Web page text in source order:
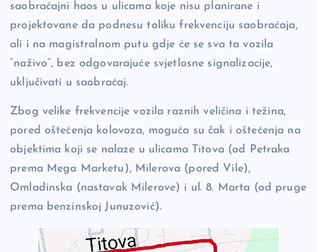
saobraćajni haos u ulicama koje nisu planirane i
projektovane da podnesu toliku frekvenciju saobraćaja,
ali i na magistralnom putu gdje će se sva ta vozila
“naživo”, bez odgovarajuće svjetlosne signalizacije,
uključivati u saobraćaj.
Zbog velike frekvencije vozila raznih veličina i težina,
pored oštećenja kolovoza, moguća su čak i oštećenja na
objektima koji se nalaze u ulicama Titova (od Petraka
prema Mega Marketu), Milerova (pored Vile),
Omladinska (nastavak Milerove) i ul. 8. Marta (od pruge
prema benzinskoj Junuzović).